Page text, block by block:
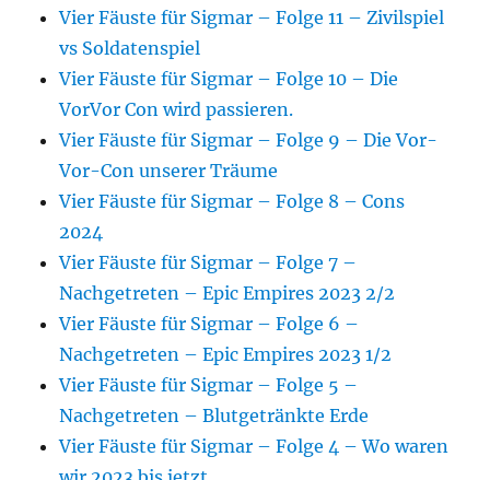
Vier Fäuste für Sigmar – Folge 11 – Zivilspiel
vs Soldatenspiel
Vier Fäuste für Sigmar – Folge 10 – Die
VorVor Con wird passieren.
Vier Fäuste für Sigmar – Folge 9 – Die Vor-
Vor-Con unserer Träume
Vier Fäuste für Sigmar – Folge 8 – Cons
2024
Vier Fäuste für Sigmar – Folge 7 –
Nachgetreten – Epic Empires 2023 2/2
Vier Fäuste für Sigmar – Folge 6 –
Nachgetreten – Epic Empires 2023 1/2
Vier Fäuste für Sigmar – Folge 5 –
Nachgetreten – Blutgetränkte Erde
Vier Fäuste für Sigmar – Folge 4 – Wo waren